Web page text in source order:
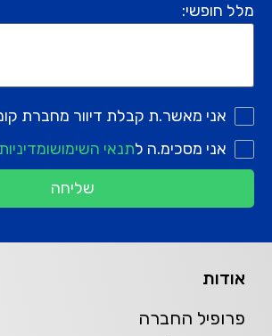
מלל חופשי:
אני מאשר.ת קבלת דיוור מחברת
אני מסכימ.ה לתנאי השימוש
שליחה
אודות
פרופיל החברה